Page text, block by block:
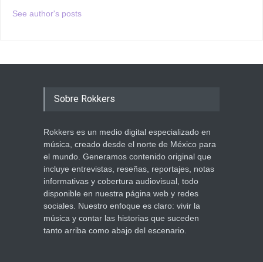
See author's posts
Sobre Rokkers
Rokkers es un medio digital especializado en
música, creado desde el norte de México para
el mundo. Generamos contenido original que
incluye entrevistas, reseñas, reportajes, notas
informativas y cobertura audiovisual, todo
disponible en nuestra página web y redes
sociales. Nuestro enfoque es claro: vivir la
música y contar las historias que suceden
tanto arriba como abajo del escenario.